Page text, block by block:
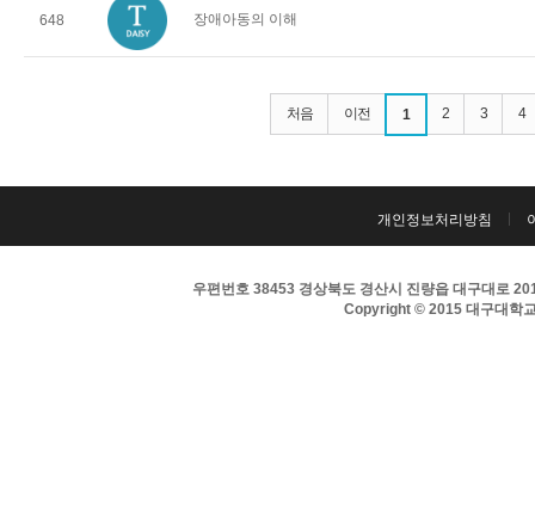
648 장애아동의 이해
처음 이전 1 2 3 4
개인정보처리방침
우편번호 38453 경상북도 경산시 진량읍 대구대로
Copyright © 2015 대구대학